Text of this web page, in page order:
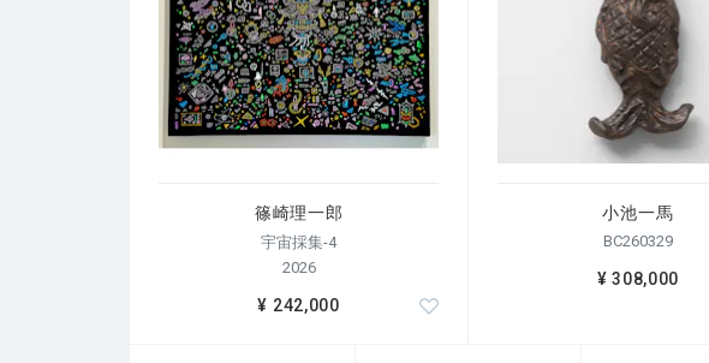
篠崎理一郎
宇宙採集-4
2026
¥ 242,000
小池一馬
BC260329
¥ 308,000